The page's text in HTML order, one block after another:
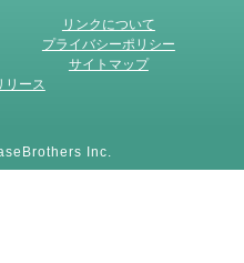
リンクについて
プライバシーポリシー
サイトマップ
リース
Inc.